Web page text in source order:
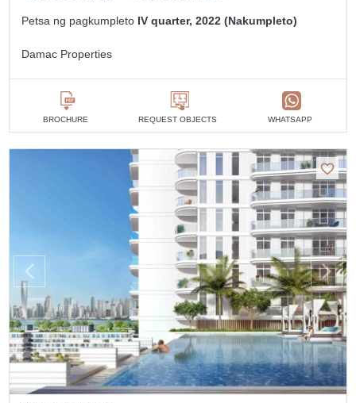
Petsa ng pagkumpleto IV quarter, 2022 (Nakumpleto)
Damac Properties
BROCHURE REQUEST OBJECTS WHATSAPP